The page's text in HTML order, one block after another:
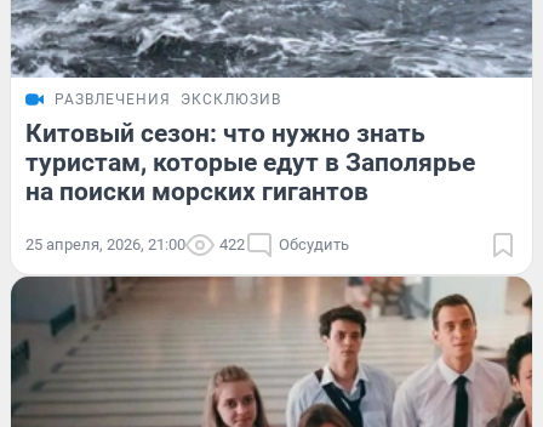
РАЗВЛЕЧЕНИЯ ЭКСКЛЮЗИВ
Китовый сезон: что нужно знать
туристам, которые едут в Заполярье
на поиски морских гигантов
25 апреля, 2026, 21:00 422 Обсудить